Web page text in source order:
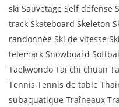
ski Sauvetage Self défense
track Skateboard Skeleton
randonnée Ski de vitesse
telemark Snowboard
Taekwondo Taï chi chuan
Tennis Tennis de table
subaquatique Traîneaux